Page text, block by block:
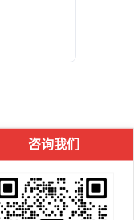
咨询我们